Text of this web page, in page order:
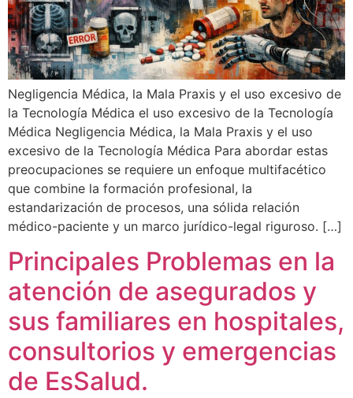
Negligencia Médica, la Mala Praxis y el uso excesivo de
la Tecnología Médica el uso excesivo de la Tecnología
Médica Negligencia Médica, la Mala Praxis y el uso
excesivo de la Tecnología Médica Para abordar estas
preocupaciones se requiere un enfoque multifacético
que combine la formación profesional, la
estandarización de procesos, una sólida relación
médico-paciente y un marco jurídico-legal riguroso. […]
Principales Problemas en la
atención de asegurados y
sus familiares en hospitales,
consultorios y emergencias
de EsSalud.